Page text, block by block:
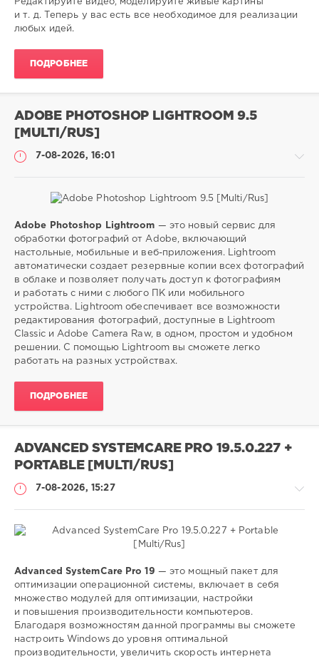
photoshop
photoshop
и т. д. Теперь у вас есть все необходимое для реализации
любых идей.
ПОДРОБНЕЕ
ADOBE PHOTOSHOP LIGHTROOM 9.5
[MULTI/RUS]
7-08-2026, 16:01
SamDel
0
photoshop,
редактор,
изображений,
lightroom
Adobe Photoshop Lightroom — это новый сервис для
обработки фотографий от Adobe, включающий
настольные, мобильные и веб-приложения. Lightroom
автоматически создает резервные копии всех фотографий
в облаке и позволяет получать доступ к фотографиям
и работать с ними с любого ПК или мобильного
устройства. Lightroom обеспечивает все возможности
редактирования фотографий, доступные в Lightroom
Classic и Adobe Camera Raw, в одном, простом и удобном
решении. С помощью Lightroom вы сможете легко
работать на разных устройствах.
ПОДРОБНЕЕ
ADVANCED SYSTEMCARE PRO 19.5.0.227 +
PORTABLE [MULTI/RUS]
7-08-2026, 15:27
Софт
SamDel
0
оптимизация,
Advanced SystemCare Pro 19 — это мощный пакет для
оптимизации операционной системы, включает в себя
множество модулей для оптимизации, настройки
и повышения производительности компьютеров.
Благодаря возможностям данной программы вы сможете
настроить Windows до уровня оптимальной
производительности, увеличить скорость интернета